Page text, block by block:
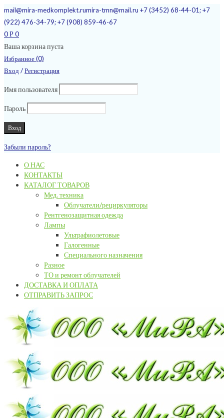
mail@mira-medkomplekt.rumira-tmn@mail.ru +7 (3452) 68-44-01; +7
(922) 476-34-79; +7 (908) 859-46-67
0 Р 0
Ваша корзина пуста
Избранное (0)
Вход /Регистрация
Имя пользователя
Пароль
Забыли пароль?
О НАС
КОНТАКТЫ
КАТАЛОГ ТОВАРОВ
Мед. техника
Облучатели/рециркуляторы
Рентгенозащитная одежда
Лампы
Ультрафиолетовые
Галогенные
Специального назначения
Разное
ТО и ремонт облучателей
ДОСТАВКА И ОПЛАТА
ОТПРАВИТЬ ЗАПРОС